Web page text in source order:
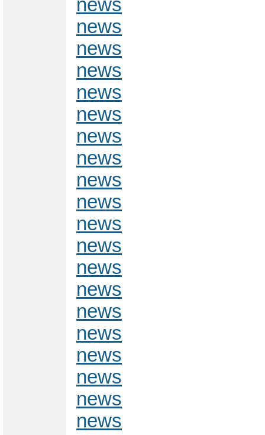
news
news
news
news
news
news
news
news
news
news
news
news
news
news
news
news
news
news
news
news